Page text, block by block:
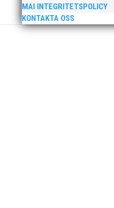
MAI INTEGRITETSPOLICY
KONTAKTA OSS